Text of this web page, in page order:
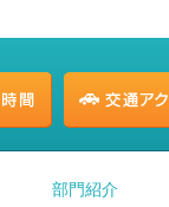
部門紹介